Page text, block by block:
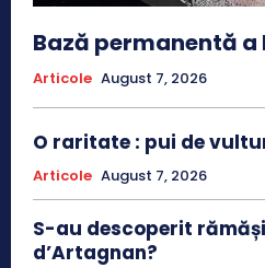
Bază permanentă a
Articole August 7, 2026
O raritate : pui de
Articole August 7, 2026
S-au descoperit
d’Artagnan?